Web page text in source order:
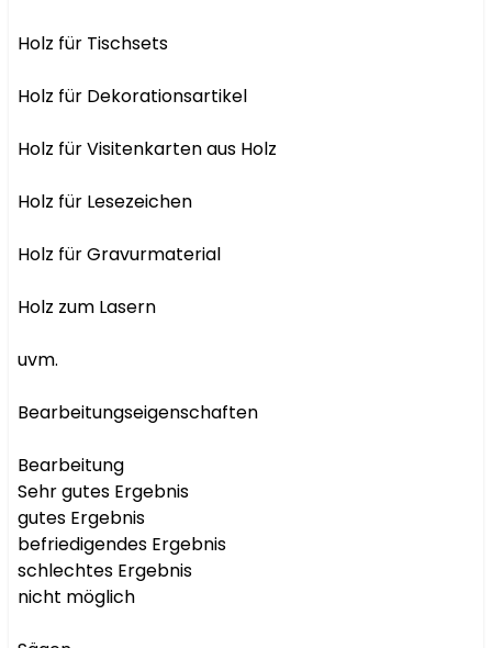
Holz für Tischsets
Holz für Dekorationsartikel
Holz für Visitenkarten aus Holz
Holz für Lesezeichen
Holz für Gravurmaterial
Holz zum Lasern
uvm.
Bearbeitungseigenschaften
Bearbeitung
Sehr gutes Ergebnis
gutes Ergebnis
befriedigendes Ergebnis
schlechtes Ergebnis
nicht möglich